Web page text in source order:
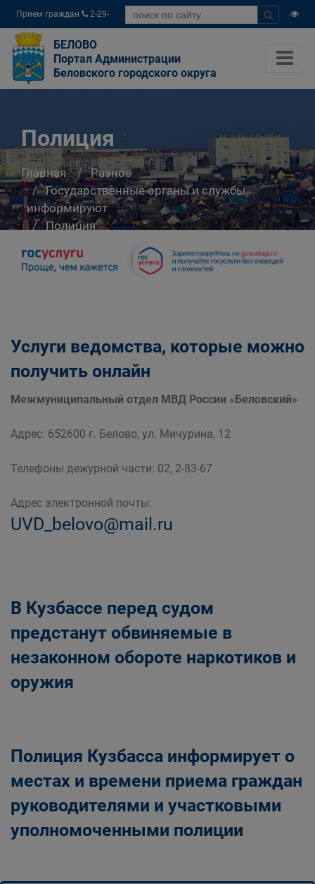
Прием граждан
2-29-
04
БЕЛОВО
Портал Администрации
Беловского городского округа
Полиция
Главная
Разное
Государственные органы и службы
информируют
Полиция
Услуги ведомства, которые можно
получить онлайн
Межмуниципальный отдел МВД России «Беловский»
Адрес: 652600 г. Белово, ул. Мичурина, 12
Телефоны дежурной части: 02, 2-83-67
Адрес электронной почты:
UVD_belovo@mail.ru
В Кузбассе перед судом
предстанут обвиняемые в
незаконном обороте наркотиков и
оружия
Полиция Кузбасса информирует о
местах и времени приема граждан
руководителями и участковыми
уполномоченными полиции